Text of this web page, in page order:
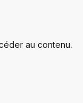
au contenu.